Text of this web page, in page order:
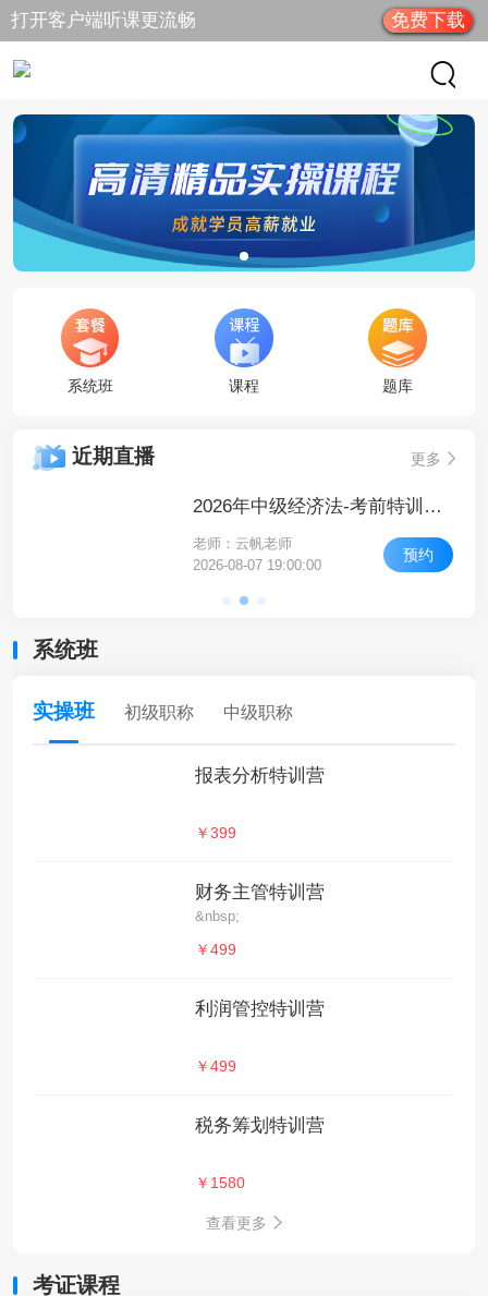
打开客户端听课更流畅 免费下载
系统班 课程 题库
近期直播 更多
2026年中级经济法-考前特训（直播）-考前特训（一）
老师：云帆老师
2026-08-07 19:00:00
预约
系统班
实操班 初级职称 中级职称
报表分析特训营
￥399
财务主管特训营
&nbsp;
￥499
利润管控特训营
￥499
税务筹划特训营
￥1580
查看更多
考证课程